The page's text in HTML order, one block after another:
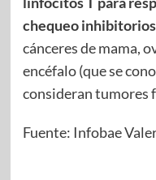
chequeo
cánceres de mama,
encéfalo (que se
consideran tumores
Fuente: Infobae